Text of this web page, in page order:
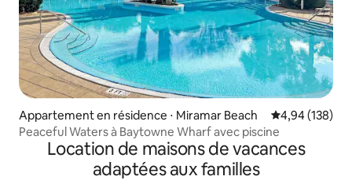
Appartement en résidence ⋅ Miramar Beach Évaluation
4,94 (138)
Peaceful Waters à Baytowne Wharf avec piscine
Location de maisons de vacances
adaptées aux familles